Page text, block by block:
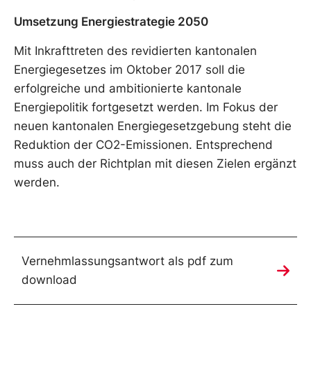
Umsetzung Energiestrategie 2050
Mit Inkrafttreten des revidierten kantonalen
Energiegesetzes im Oktober 2017 soll die
erfolgreiche und ambitionierte kantonale
Energiepolitik fortgesetzt werden. Im Fokus der
neuen kantonalen Energiegesetzgebung steht die
Reduktion der CO2-Emissionen. Entsprechend
muss auch der Richtplan mit diesen Zielen ergänzt
werden.
Vernehmlassungsantwort als pdf zum
download